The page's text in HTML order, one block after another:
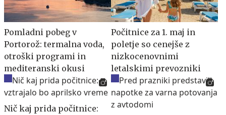
Pomladni pobeg v
Portorož: termalna voda,
otroški programi in
mediteranski okusi​
Počitnice za 1. maj in
poletje so cenejše z
nizkocenovnimi
letalskimi prevozniki
Nič kaj prida počitnice: